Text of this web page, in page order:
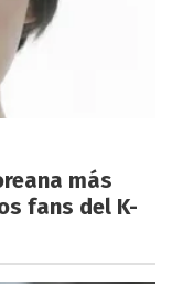
más
fans del K-